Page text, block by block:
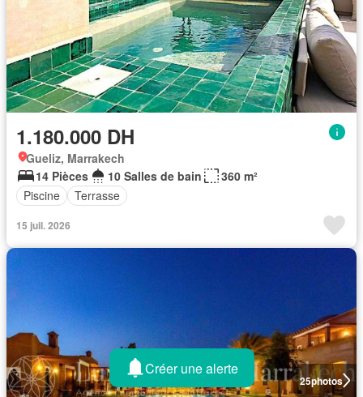
1.180.000 DH
Gueliz, Marrakech
14 Pièces
10 Salles de bain
360 m²
Piscine
Terrasse
15 juil. 2026
25photos
Créer une alerte